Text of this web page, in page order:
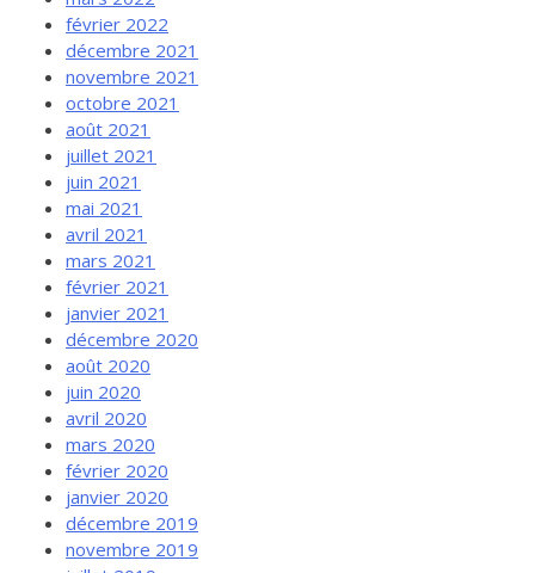
février 2022
décembre 2021
novembre 2021
octobre 2021
août 2021
juillet 2021
juin 2021
mai 2021
avril 2021
mars 2021
février 2021
janvier 2021
décembre 2020
août 2020
juin 2020
avril 2020
mars 2020
février 2020
janvier 2020
décembre 2019
novembre 2019